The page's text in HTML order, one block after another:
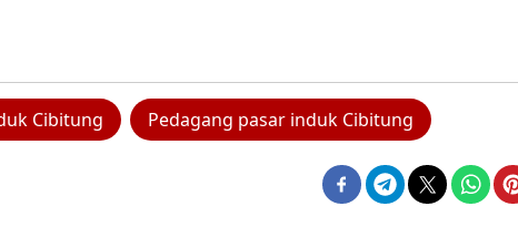
Cibitung Pedagang pasar induk Cibitung